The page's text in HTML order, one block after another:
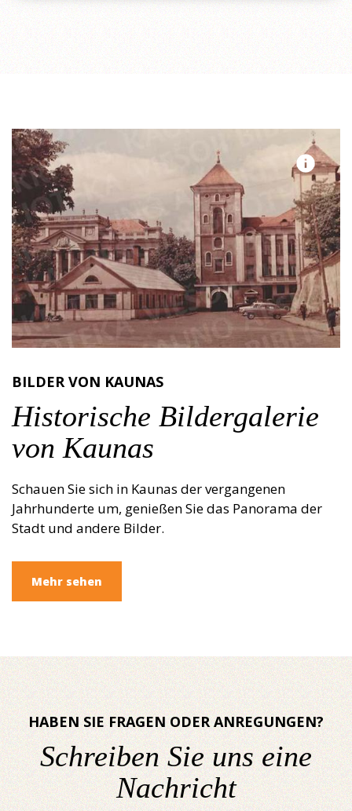
BILDER VON KAUNAS
Historische Bildergalerie
von Kaunas
Schauen Sie sich in Kaunas der vergangenen
Jahrhunderte um, genießen Sie das Panorama der
Stadt und andere Bilder.
Mehr sehen
HABEN SIE FRAGEN ODER ANREGUNGEN?
Schreiben Sie uns eine
Nachricht